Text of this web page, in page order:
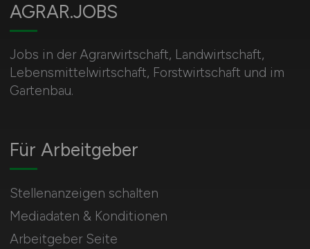
AGRAR.JOBS
Jobs in der Agrarwirtschaft, Landwirtschaft,
Lebensmittelwirtschaft, Forstwirtschaft und im
Gartenbau.
Für Arbeitgeber
Stellenanzeigen schalten
Mediadaten & Konditionen
Arbeitgeber Seite